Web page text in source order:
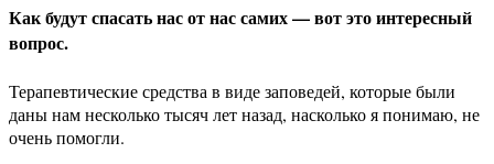
Как будут спасать нас от нас самих — вот это интересный
вопрос.
Терапевтические средства в виде заповедей, которые были
даны нам несколько тысяч лет назад, насколько я понимаю, не
очень помогли.